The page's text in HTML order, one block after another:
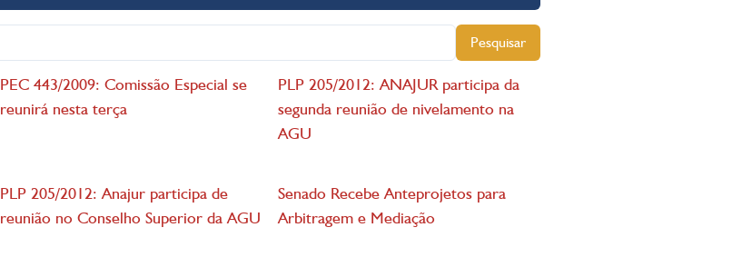
Pesquisar
PEC 443/2009: Comissão Especial se
reunirá nesta terça
PLP 205/2012: ANAJUR participa da
segunda reunião de nivelamento na
AGU
PLP 205/2012: Anajur participa de
reunião no Conselho Superior da AGU
Senado Recebe Anteprojetos para
Arbitragem e Mediação